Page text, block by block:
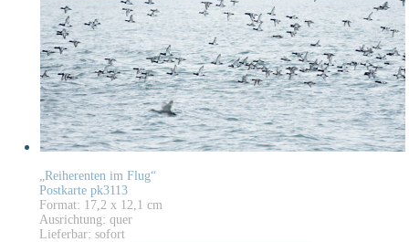
„Reiherenten im Flug“
Postkarte pk3113
Format: 17,2 x 12,1 cm
Ausrichtung: quer
Lieferbar: sofort